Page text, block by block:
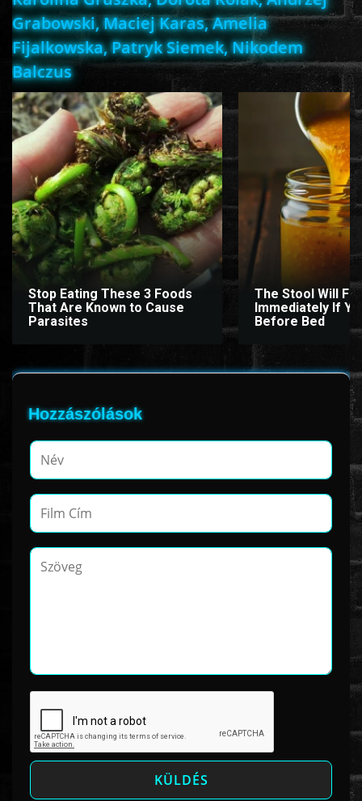
www.onlinefilmvilag2.eu,Copyright © 2017-2026 Az oldal nem tárol
semmilyen jogsértő tartalmat. Minden adat külső forrásból származik |
Frissítve: 2026.07.27| Fel ↑
Grabowski, Maciej Karas, Amelia
Fijalkowska, Patryk Siemek, Nikodem
Balczus
Stop Eating These 3 Foods
That Are Known to Cause
Parasites
The Stool Will Fly
Immediately If
Before Bed
Hozzászólások